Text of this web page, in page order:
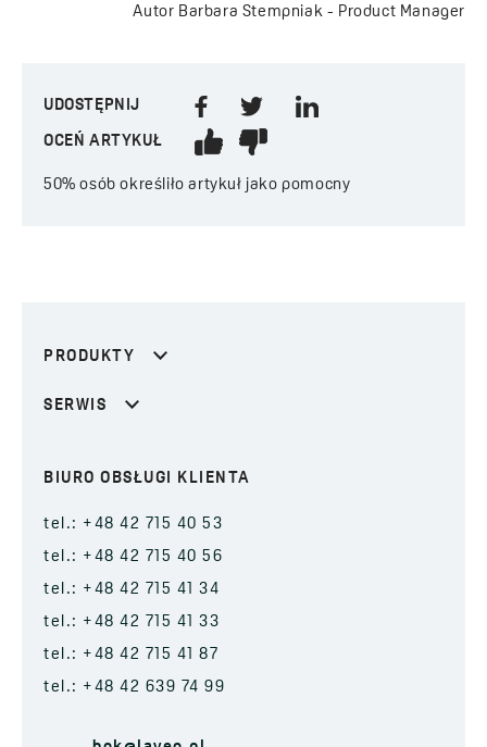
Autor Barbara Stempniak - Product Manager
UDOSTĘPNIJ
OCEŃ ARTYKUŁ
50%osób określiło artykuł jako pomocny
PRODUKTY
SERWIS
BIURO OBSŁUGI KLIENTA
tel.: +48 42 715 40 53
tel.: +48 42 715 40 56
tel.: +48 42 715 41 34
tel.: +48 42 715 41 33
tel.: +48 42 715 41 87
tel.: +48 42 639 74 99